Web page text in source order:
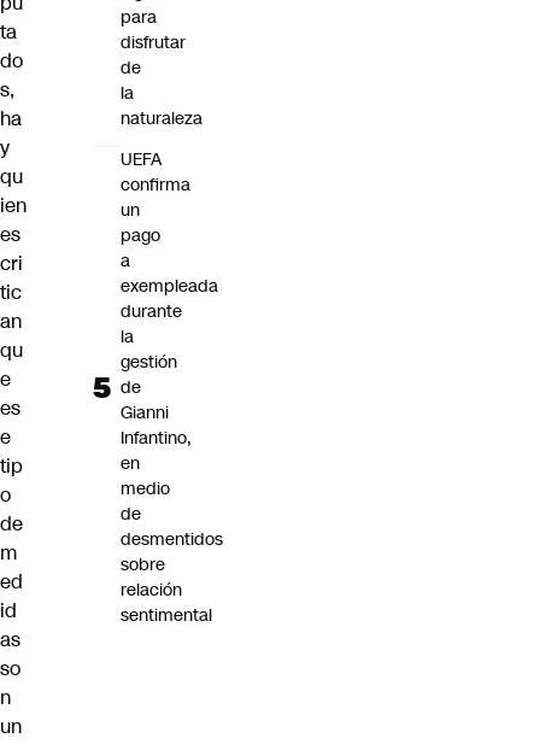
ta
do
s,
ha
y
qu
ien
es
cri
tic
an
qu
e
es
e
tip
o
de
m
ed
id
as
so
n
un
para
disfrutar
de
la
naturaleza
UEFA
confirma
un
pago
a
exempleada
durante
la
gestión
de
Gianni
Infantino,
en
medio
de
desmentidos
sobre
relación
sentimental